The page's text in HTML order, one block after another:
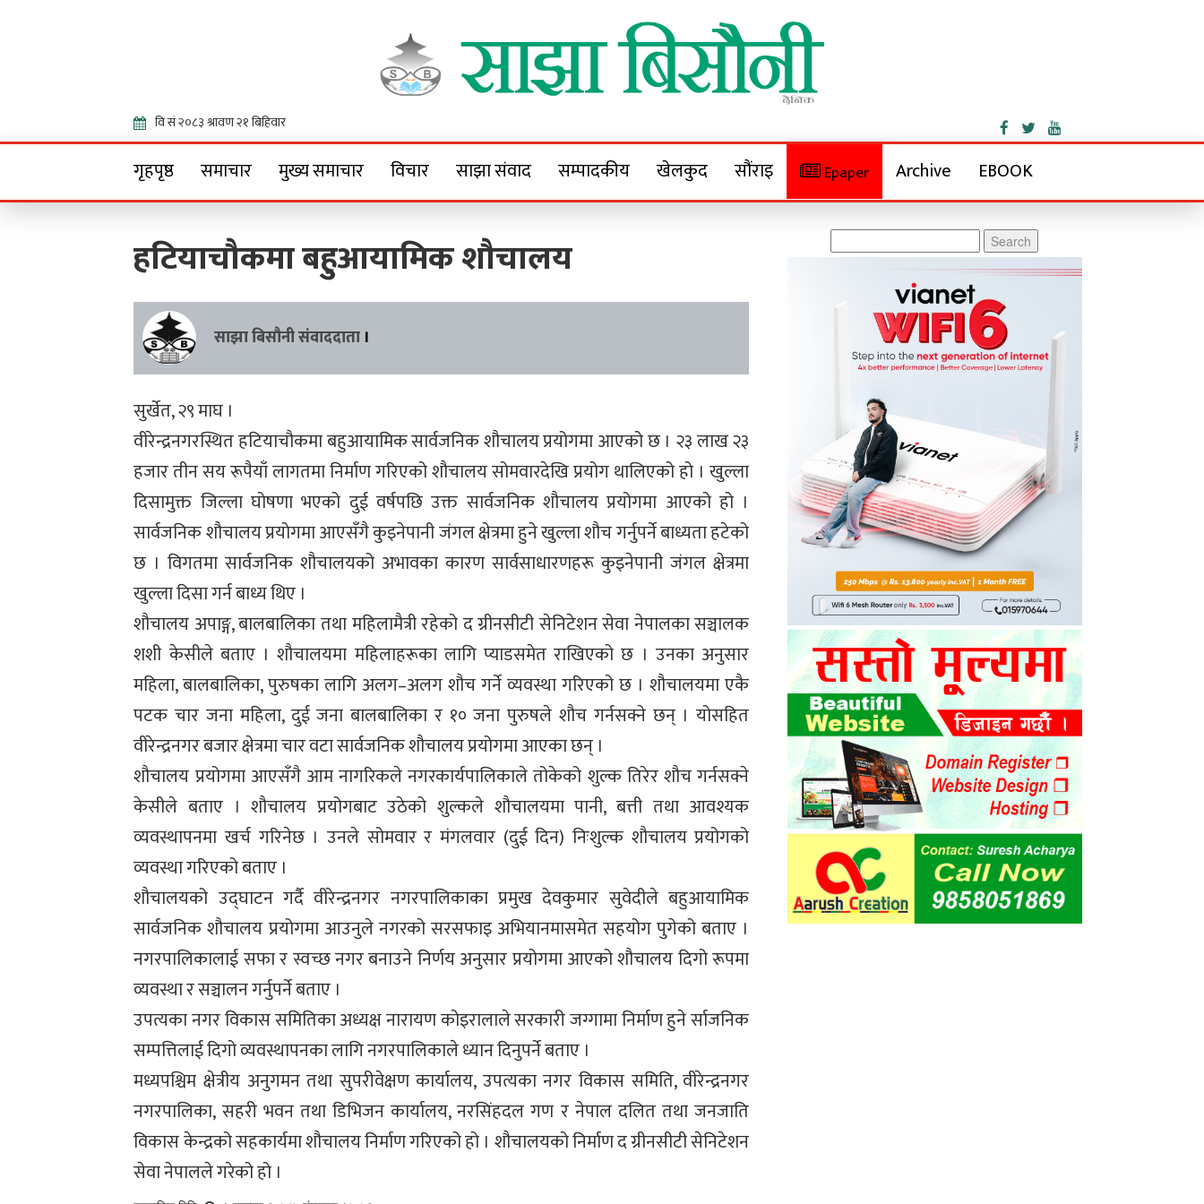
Sajha Bisaunee
गृहपृष्ठ समाचार मुख्य समाचार विचार साझा संवाद सम्पादकीय खेलकुद सौंराइ Epaper Archive EBOOK
हटियाचौकमा बहुआयामिक शौचालय
साझा बिसौनी संवाददाता ।
सुर्खेत, २९ माघ ।
वीरेन्द्रनगरस्थित हटियाचौकमा बहुआयामिक सार्वजनिक शौचालय प्रयोगमा आएको छ । २३ लाख २३
हजार तीन सय रूपैयाँ लागतमा निर्माण गरिएको शौचालय सोमवारदेखि प्रयोग थालिएको हो । खुल्ला
दिसामुक्त जिल्ला घोषणा भएको दुई वर्षपछि उक्त सार्वजनिक शौचालय प्रयोगमा आएको हो ।
सार्वजनिक शौचालय प्रयोगमा आएसँगै कुइनेपानी जंगल क्षेत्रमा हुने खुल्ला शौच गर्नुपर्ने बाध्यता हटेको
छ । विगतमा सार्वजनिक शौचालयको अभावका कारण सार्वसाधारणहरू कुइनेपानी जंगल क्षेत्रमा
खुल्ला दिसा गर्न बाध्य थिए ।
शौचालय अपाङ्ग, बालबालिका तथा महिलामैत्री रहेको द ग्रीनसीटी सेनिटेशन सेवा नेपालका सञ्चालक
शशी केसीले बताए । शौचालयमा महिलाहरूका लागि प्याडसमेत राखिएको छ । उनका अनुसार
महिला, बालबालिका, पुरुषका लागि अलग–अलग शौच गर्ने व्यवस्था गरिएको छ । शौचालयमा एकै
पटक चार जना महिला, दुई जना बालबालिका र १० जना पुरुषले शौच गर्नसक्ने छन् । योसहित
वीरेन्द्रनगर बजार क्षेत्रमा चार वटा सार्वजनिक शौचालय प्रयोगमा आएका छन् ।
शौचालय प्रयोगमा आएसँगै आम नागरिकले नगरकार्यपालिकाले तोकेको शुल्क तिरेर शौच गर्नसक्ने
केसीले बताए । शौचालय प्रयोगबाट उठेको शुल्कले शौचालयमा पानी, बत्ती तथा आवश्यक
व्यवस्थापनमा खर्च गरिनेछ । उनले सोमवार र मंगलवार (दुई दिन) निःशुल्क शौचालय प्रयोगको
व्यवस्था गरिएको बताए ।
शौचालयको उद्घाटन गर्दै वीरेन्द्रनगर नगरपालिकाका प्रमुख देवकुमार सुवेदीले बहुआयामिक
सार्वजनिक शौचालय प्रयोगमा आउनुले नगरको सरसफाइ अभियानमासमेत सहयोग पुगेको बताए ।
नगरपालिकालाई सफा र स्वच्छ नगर बनाउने निर्णय अनुसार प्रयोगमा आएको शौचालय दिगो रूपमा
व्यवस्था र सञ्चालन गर्नुपर्ने बताए ।
उपत्यका नगर विकास समितिका अध्यक्ष नारायण कोइरालाले सरकारी जग्गामा निर्माण हुने र्साजनिक
सम्पत्तिलाई दिगो व्यवस्थापनका लागि नगरपालिकाले ध्यान दिनुपर्ने बताए ।
मध्यपश्चिम क्षेत्रीय अनुगमन तथा सुपरीवेक्षण कार्यालय, उपत्यका नगर विकास समिति, वीरेन्द्रनगर
नगरपालिका, सहरी भवन तथा डिभिजन कार्यालय, नरसिंहदल गण र नेपाल दलित तथा जनजाति
विकास केन्द्रको सहकार्यमा शौचालय निर्माण गरिएको हो । शौचालयको निर्माण द ग्रीनसीटी सेनिटेशन
सेवा नेपालले गरेको हो ।
for: